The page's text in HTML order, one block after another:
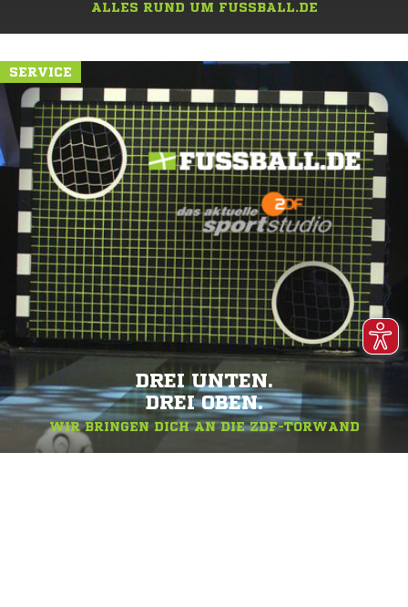
ALLES RUND UM FUSSBALL.DE
SERVICE
DREI UNTEN.
DREI OBEN.
WIR BRINGEN DICH AN DIE ZDF-TORWAND